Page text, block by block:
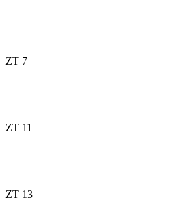
ZT 7
ZT 11
ZT 13